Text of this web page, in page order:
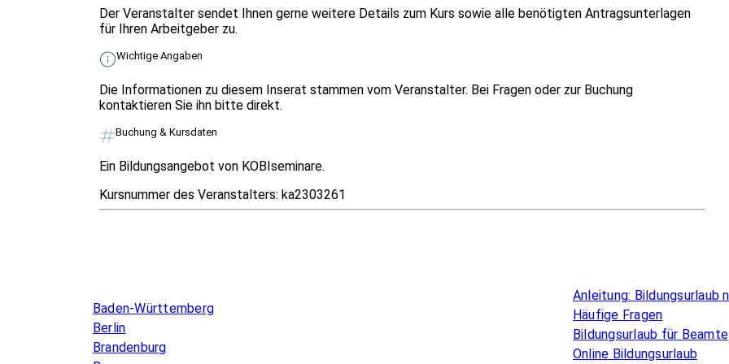
Der Veranstalter sendet Ihnen gerne weitere Details zum Kurs sowie alle benötigten Antragsunterlagen
für Ihren Arbeitgeber zu.
Wichtige Angaben
Die Informationen zu diesem Inserat stammen vom Veranstalter. Bei Fragen oder zur Buchung
kontaktieren Sie ihn bitte direkt.
Buchung & Kursdaten
Ein Bildungsangebot von KOBIseminare.
Kursnummer des Veranstalters: ka2303261
Baden-Württemberg
Berlin
Brandenburg
Anleitung: Bildungsurlaub
Häufige Fragen
Bildungsurlaub für Beamte
Online Bildungsurlaub